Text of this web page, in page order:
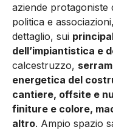
aziende protagoniste
politica e
dettaglio, sui
dell’impiantistica e
calcestruzzo,
energetica del
cantiere, offsite e
finiture e colore,
altro. Ampio spazio